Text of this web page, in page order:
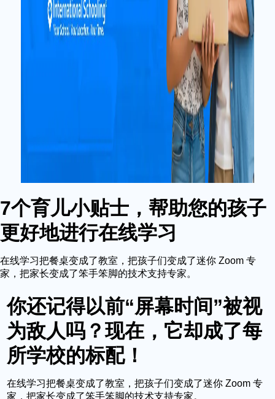
7个育儿小贴士，帮助您的孩子
更好地进行在线学习
在线学习把餐桌变成了教室，把孩子们变成了迷你 Zoom 专
家，把家长变成了笨手笨脚的技术支持专家。
你还记得以前“屏幕时间”被视
为敌人吗？现在，它却成了每
所学校的标配！
在线学习把餐桌变成了教室，把孩子们变成了迷你 Zoom 专
家，把家长变成了笨手笨脚的技术支持专家。